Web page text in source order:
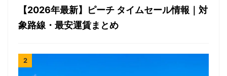
【2026年最新】ピーチ タイムセール情報｜対
象路線・最安運賃まとめ